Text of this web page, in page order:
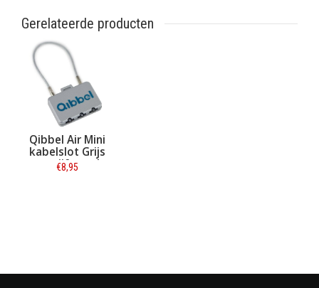
Gerelateerde producten
Qibbel Air Mini
kabelslot Grijs
met cijfercode
€8,95